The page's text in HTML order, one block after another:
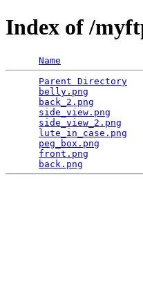
Index of /
Name
Parent Directory
belly.png
back_2.png
side_view.png
side_view_2.png
lute_in_case.png
peg_box.png
front.png
back.png